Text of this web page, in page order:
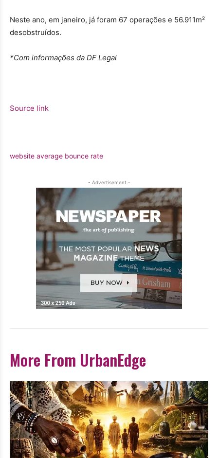
Neste ano, em janeiro, já foram 67 operações e 56.911m²
desobstruídos.
*Com informações da DF Legal
Source link
website average bounce rate
- Advertisement -
More From UrbanEdge